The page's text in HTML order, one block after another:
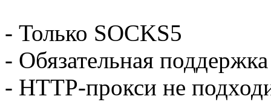
- Только SOCKS5
- Обязательная
- HTTP-прокси не